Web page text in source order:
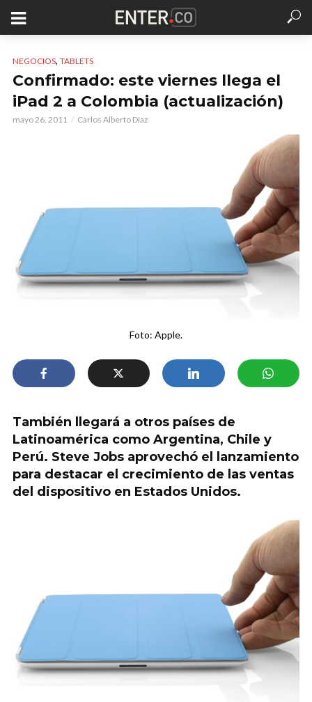
NEGOCIOS, TABLETS
Confirmado: este viernes llega el
iPad 2 a Colombia (actualización)
mayo 26, 2011 Carlos Alberto Díaz
Foto: Apple.
También llegará a otros países de
Latinoamérica como Argentina, Chile y
Perú. Steve Jobs aprovechó el lanzamiento
para destacar el crecimiento de las ventas
del dispositivo en Estados Unidos.